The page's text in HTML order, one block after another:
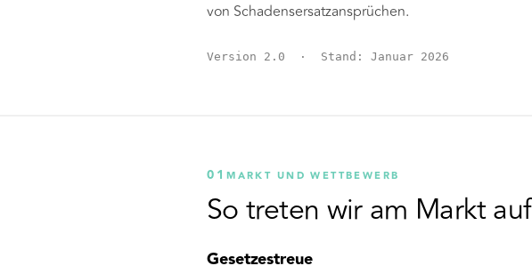
von Schadensersatzansprüchen.
Version 2.0 · Stand: Januar 2026
01MARKT UND WETTBEWERB
So treten wir am Markt auf
Gesetzestreue